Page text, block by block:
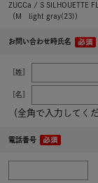
ZUCCa / S SILHOUETTE
（M light gray(23)）
お問い合わせ時氏名
［姓］
［名］
（全角で入力してく
電話番号